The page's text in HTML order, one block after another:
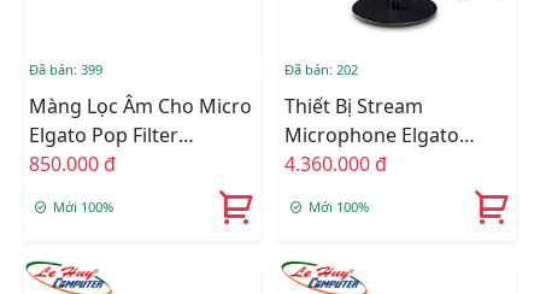
Đã bán: 399
Màng Lọc Âm Cho Micro
Elgato Pop Filter
10MAD9901
850.000 đ
Mới 100%
Đã bán: 202
Thiết Bị Stream
Microphone Elgato
Wave 3 10MAB9901
4.360.000 đ
Mới 100%